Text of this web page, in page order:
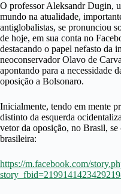
O professor Aleksandr Dugin,
mundo na atualidade,
antiglobalistas, se pronunciou
de hoje, em sua conta no
destacando o papel nefasto da
neoconservador Olavo de
apontando para a necessidade
oposição a Bolsonaro.
Inicialmente, tendo em mente
distinto da esquerda
vetor da oposição, no Brasil, se
brasileira:
https://m.facebook.com/